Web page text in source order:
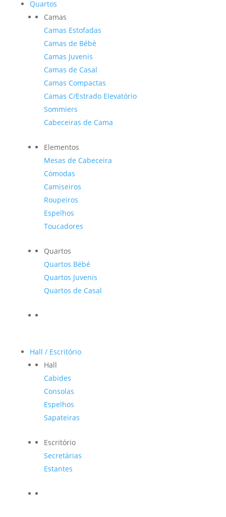
Quartos
Camas
Camas Estofadas
Camas de Bébé
Camas Juvenis
Camas de Casal
Camas Compactas
Camas C/Estrado Elevatório
Sommiers
Cabeceiras de Cama
Elementos
Mesas de Cabeceira
Cómodas
Camiseiros
Roupeiros
Espelhos
Toucadores
Quartos
Quartos Bébé
Quartos Juvenis
Quartos de Casal
Hall / Escritório
Hall
Cabides
Consolas
Espelhos
Sapateiras
Escritório
Secretárias
Estantes